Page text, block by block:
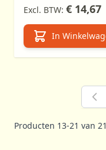
€ 14,67
In
Producten 13-21 van 21